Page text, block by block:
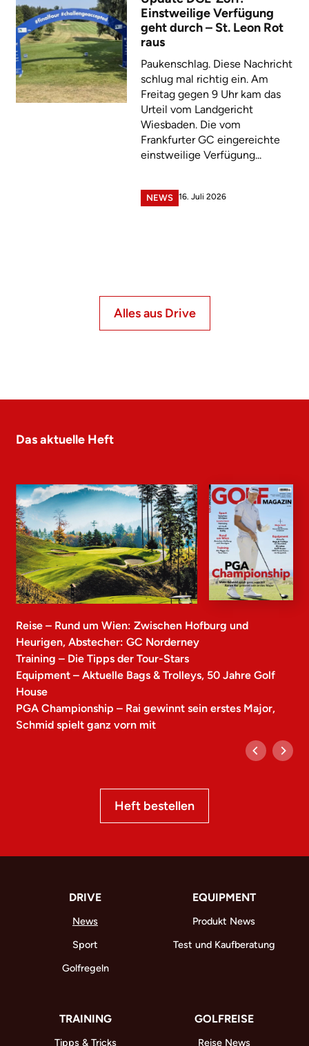
Einstweilige Verfügung
geht durch – St. Leon Rot
raus
Paukenschlag. Diese Nachricht
schlug mal richtig ein. Am
Freitag gegen 9 Uhr kam das
Urteil vom Landgericht
Wiesbaden. Die vom
Frankfurter GC eingereichte
einstweilige Verfügung...
NEWS 16. Juli 2026
Alles aus Drive
Das aktuelle Heft
Reise – Rund um Wien: Zwischen Hofburg und
Heurigen, Abstecher: GC Norderney
Training – Die Tipps der Tour-Stars
Equipment – Aktuelle Bags & Trolleys, 50 Jahre Golf
House
PGA Championship – Rai gewinnt sein erstes Major,
Schmid spielt ganz vorn mit
Heft bestellen
DRIVE
News
Sport
Golfregeln
EQUIPMENT
Produkt News
Test und Kaufberatung
TRAINING
Tipps & Tricks
GOLFREISE
Reise News